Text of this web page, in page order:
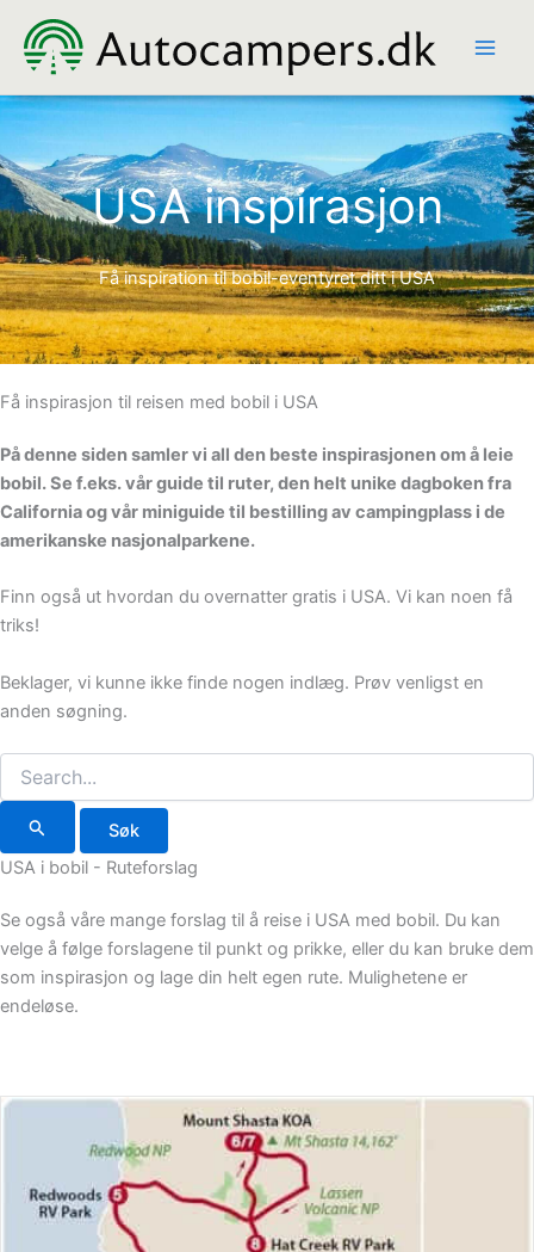
rett
innholdet
USA inspirasjon
Få inspiration til bobil-eventyret ditt i USA
Få inspirasjon til reisen med bobil i USA
På denne siden samler vi all den beste inspirasjonen om å leie
bobil. Se f.eks. vår guide til ruter, den helt unike dagboken fra
California og vår miniguide til bestilling av campingplass i de
amerikanske nasjonalparkene.
Finn også ut hvordan du overnatter gratis i USA. Vi kan noen få
triks!
Beklager, vi kunne ikke finde nogen indlæg. Prøv venligst en
anden søgning.
etter:
USA i bobil - Ruteforslag
Se også våre mange forslag til å reise i USA med bobil. Du kan
velge å følge forslagene til punkt og prikke, eller du kan bruke dem
som inspirasjon og lage din helt egen rute. Mulighetene er
endeløse.